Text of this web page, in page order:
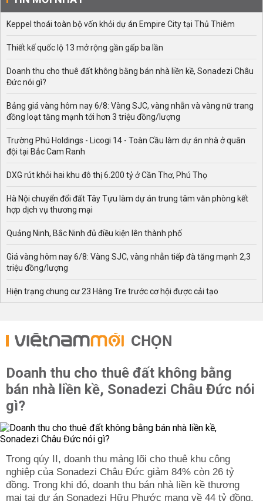
Keppel thoái toàn bộ vốn khỏi dự án Empire City tại Thủ Thiêm
Thiết kế quốc lộ 13 mở rộng gần gấp ba lần
Doanh thu cho thuê đất không bằng bán nhà liền kề, Sonadezi Châu
Đức nói gì?
Bảng giá vàng hôm nay 6/8: Vàng SJC, vàng nhẫn và vàng nữ trang
đồng loạt tăng mạnh tới hơn 3 triệu đồng/lượng
Trường Phú Holdings - Licogi 14 - Toàn Cầu làm dự án nhà ở quân
đội tại Bắc Cam Ranh
DXG rút khỏi hai khu đô thị 6.200 tỷ ở Cần Thơ, Phú Thọ
Hà Nội chuyển đổi đất Tây Tựu làm dự án trung tâm văn phòng kết
hợp dịch vụ thương mại
Quảng Ninh, Bắc Ninh đủ điều kiện lên thành phố
Giá vàng hôm nay 6/8: Vàng SJC, vàng nhẫn tiếp đà tăng mạnh 2,3
triệu đồng/lượng
Hiện trạng chung cư 23 Hàng Tre trước cơ hội được cải tạo
CHỌN
Doanh thu cho thuê đất không bằng
bán nhà liền kề, Sonadezi Châu Đức nói
gì?
Trong qúy II, doanh thu mảng lõi cho thuê khu công
nghiệp của Sonadezi Châu Đức giảm 84% còn 26 tỷ
đồng. Trong khi đó, doanh thu bán nhà liền kề thương
mại tại dự án Sonadezi Hữu Phước mang về 44 tỷ đồng.